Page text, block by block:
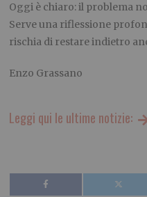
Oggi è chiaro: il problema
Serve una riflessione
rischia di restare indietro
Enzo Grassano
Leggi qui le ultime notizie: